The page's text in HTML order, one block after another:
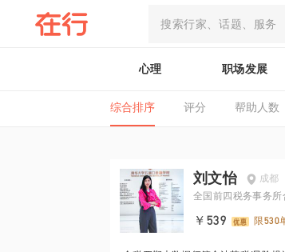
心理 职场发展
综合排序 评分 帮助人数
刘文怡
成都
全国前四税务事务
￥539 限530